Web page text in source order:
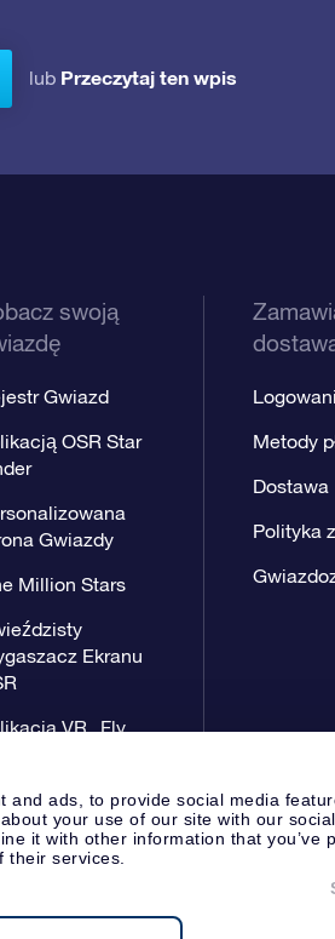
and ads, to provide social media
your use of our site with our
it with other information that you’ve
their services.
lub Przeczytaj ten wpis
swoją
Gwiazd
OSR Star
Gwiazdy
Million Stars
Ekranu
VR „Fly
Metody
Dostawa
Polityka
Strona